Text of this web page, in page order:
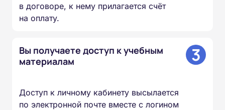
в договоре, к нему прилагается счёт
на оплату.
Вы получаете доступ к учебным
материалам
3
Доступ к личному кабинету высылается
по электронной почте вместе с логином